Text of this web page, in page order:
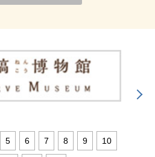
5 6 7 8 9 10